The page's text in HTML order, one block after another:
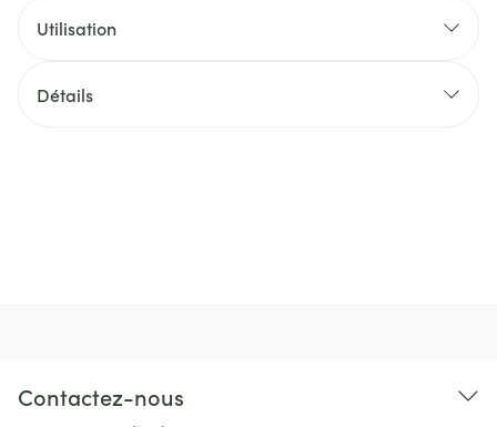
Utilisation
Détails
Contactez-nous